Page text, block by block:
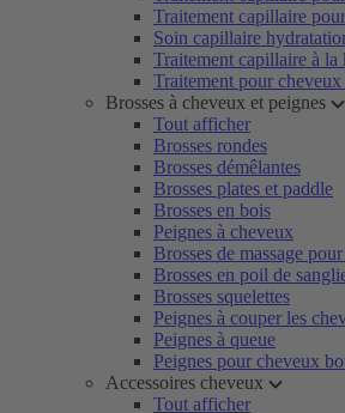
Traitement capillaire
Soin capillaire
Traitement capillaire à la
Traitement pour
Brosses à cheveux et peignes
Tout afficher
Brosses rondes
Brosses démêlantes
Brosses plates et paddle
Brosses en bois
Peignes à cheveux
Brosses de massage
Brosses en poil de
Brosses squelettes
Peignes à couper les
Peignes à queue
Peignes pour cheveux
Accessoires cheveux
Tout afficher